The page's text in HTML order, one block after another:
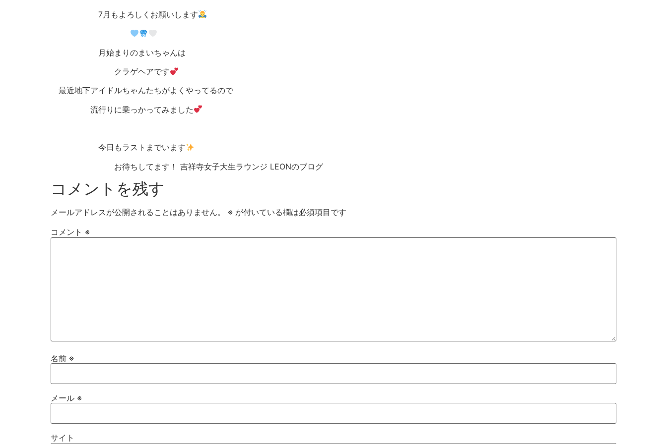
7月もよろしくお願いします
月始まりのまいちゃんは
クラゲヘアです
最近地下アイドルちゃんたちがよくやってるので
流行りに乗っかってみました
今日もラストまでいます
お待ちしてます！ 吉祥寺女子大生ラウンジ LEONのブログ
コメントを残す
メールアドレスが公開されることはありません。 ※ が付いている欄は必須項目です
コメント ※
名前 ※
メール ※
サイト